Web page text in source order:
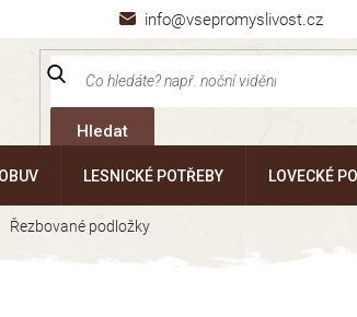
info@vsepromyslivost.cz
Hledat
LESNICKÉ POTŘEBY LOVECKÉ
Řezbované podložky